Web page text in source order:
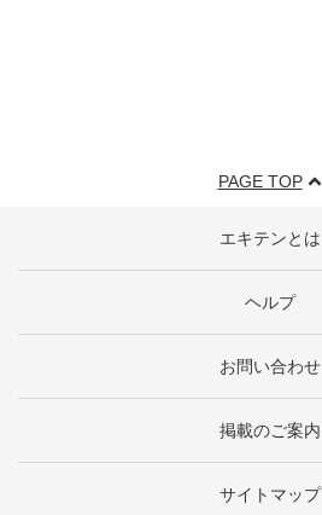
PAGE TOP
エキテンとは
ヘルプ
お問い合わせ
掲載のご案内
サイトマップ